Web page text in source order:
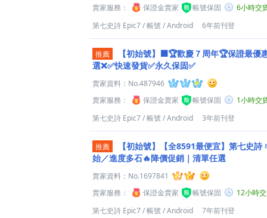
賣家服務：
保證金賣家 帳號保固
6小時交
第七史詩 Epic7/帳號/Android 6年前刊登
推薦
【初始號】⬛️🏆歡慶７周年🏆保證最優
選❌✅快速發貨✅永久保固✅
賣家資料： No.487946
賣家服務：
保證金賣家 帳號保固
1小時交
第七史詩 Epic7/帳號/Android 3年前刊登
推薦
【初始號】【全8591最便宜】第七史詩
始／進度多石🔥降價促銷｜清單任選
賣家資料： No.1697841
賣家服務：
保證金賣家 帳號保固
12小時
第七史詩 Epic7/帳號/Android 7年前刊登